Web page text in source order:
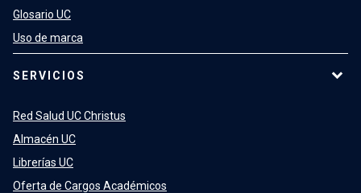
Glosario UC
Uso de marca
SERVICIOS
Red Salud UC Christus
Almacén UC
Librerías UC
Oferta de Cargos Académicos